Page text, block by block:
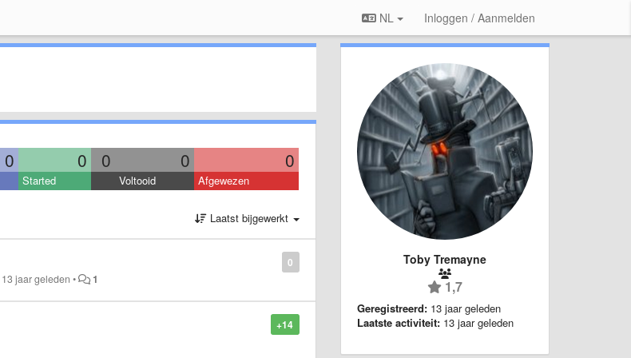
NL Inloggen / Aanmelden
0 0 0 0 0
Started Voltooid Afgewezen
Laatst bijgewerkt
0
13 jaar geleden • 1
+14
Toby Tremayne
1,7
Geregistreerd: 13 jaar geleden
Laatste activiteit: 13 jaar geleden